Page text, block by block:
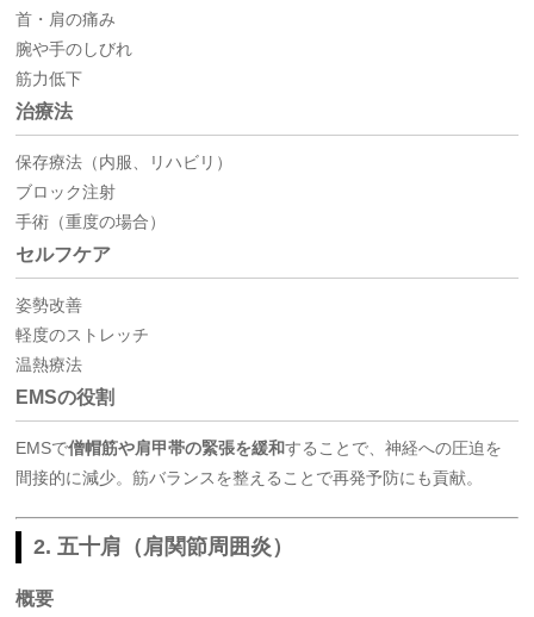
首・肩の痛み
腕や手のしびれ
筋力低下
治療法
保存療法（内服、リハビリ）
ブロック注射
手術（重度の場合）
セルフケア
姿勢改善
軽度のストレッチ
温熱療法
EMSの役割
EMSで僧帽筋や肩甲帯の緊張を緩和することで、神経への圧迫を
間接的に減少。筋バランスを整えることで再発予防にも貢献。
2. 五十肩（肩関節周囲炎）
概要